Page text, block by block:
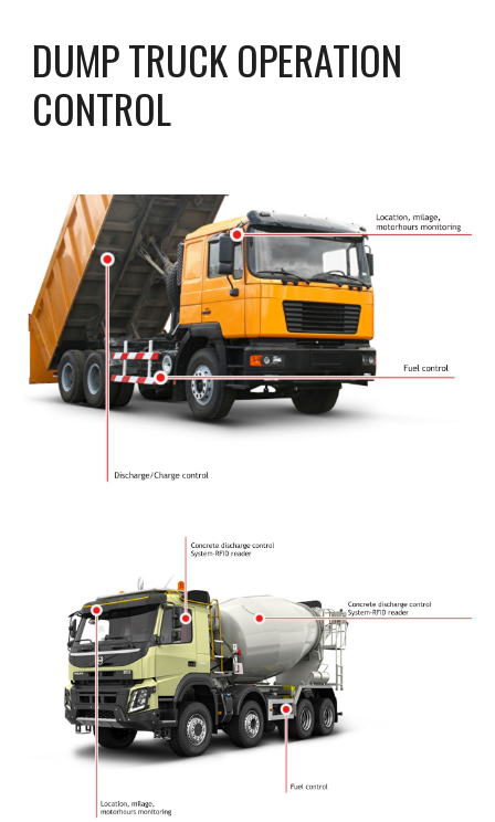
DUMP TRUCK OPERATION
CONTROL